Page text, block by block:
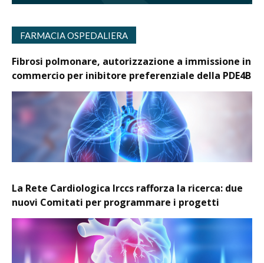
FARMACIA OSPEDALIERA
Fibrosi polmonare, autorizzazione a immissione in
commercio per inibitore preferenziale della PDE4B
La Rete Cardiologica Irccs rafforza la ricerca: due
nuovi Comitati per programmare i progetti